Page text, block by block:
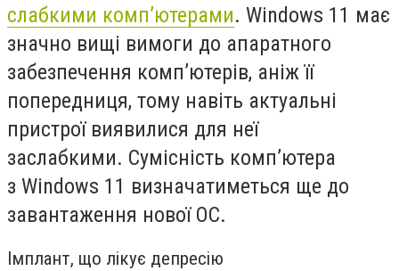
слабкими комп’ютерами. Windows 11 має
значно вищі вимоги до апаратного
забезпечення комп’ютерів, аніж її
попередниця, тому навіть актуальні
пристрої виявилися для неї
заслабкими. Сумісність комп’ютера
з Windows 11 визначатиметься ще до
завантаження нової ОС.
Імплант, що лікує депресію